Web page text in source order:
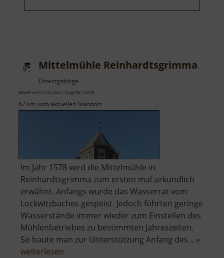
Mittelmühle Reinhardtsgrimma
Osterzgebirge
aktuell vom 01.05.2024 / Zugriffe: 19298
62 km vom aktuellen Standort
Im Jahr 1578 wird die Mittelmühle in
Reinhardtsgrimma zum ersten mal urkundlich
erwähnt. Anfangs wurde das Wasserrat vom
Lockwitzbaches gespeist. Jedoch führten geringe
Wasserstände immer wieder zum Einstellen des
Mühlenbetriebes zu bestimmten Jahreszeiten.
So baute man zur Unterstützung Anfang des .. »
weiterlesen